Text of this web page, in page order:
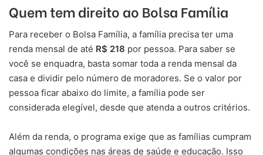
Quem tem direito ao Bolsa Família
Para receber o Bolsa Família, a família precisa ter uma
renda mensal de até R$ 218 por pessoa. Para saber se
você se enquadra, basta somar toda a renda mensal da
casa e dividir pelo número de moradores. Se o valor por
pessoa ficar abaixo do limite, a família pode ser
considerada elegível, desde que atenda a outros critérios.
Além da renda, o programa exige que as famílias cumpram
algumas condições nas áreas de saúde e educação. Isso